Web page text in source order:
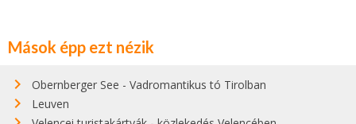
Mások épp ezt nézik
Obernberger See - Vadromantikus tó Tirolban
Leuven